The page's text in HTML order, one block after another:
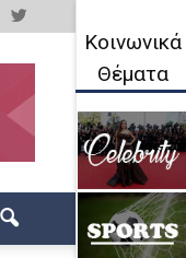
Κοινωνικά
Θέματα